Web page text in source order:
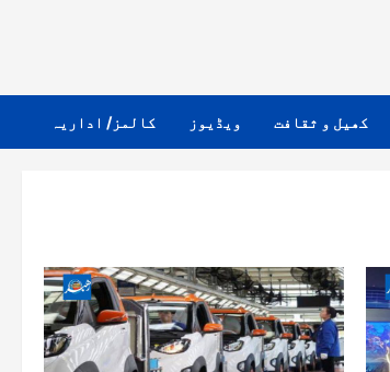
کھیل و ثقافت ویڈیوز کالمز/ اداریہ